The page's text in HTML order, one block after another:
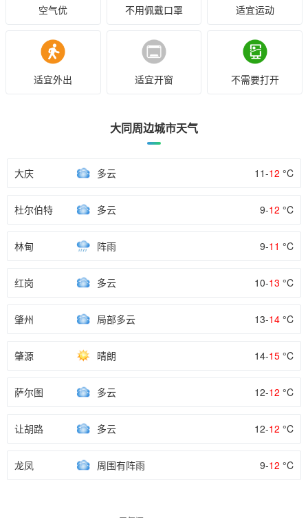
空气优 不用佩戴口罩 适宜运动
适宜外出 适宜开窗 不需要打开
大同周边城市天气
大庆 多云 11-12 °C
杜尔伯特 多云 9-12 °C
林甸 阵雨 9-11 °C
红岗 多云 10-13 °C
肇州 局部多云 13-14 °C
肇源 晴朗 14-15 °C
萨尔图 多云 12-12 °C
让胡路 多云 12-12 °C
龙凤 周围有阵雨 9-12 °C